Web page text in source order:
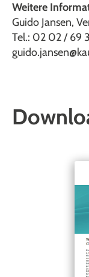
Weitere
Guido Jansen,
Tel.: 02 02 / 69